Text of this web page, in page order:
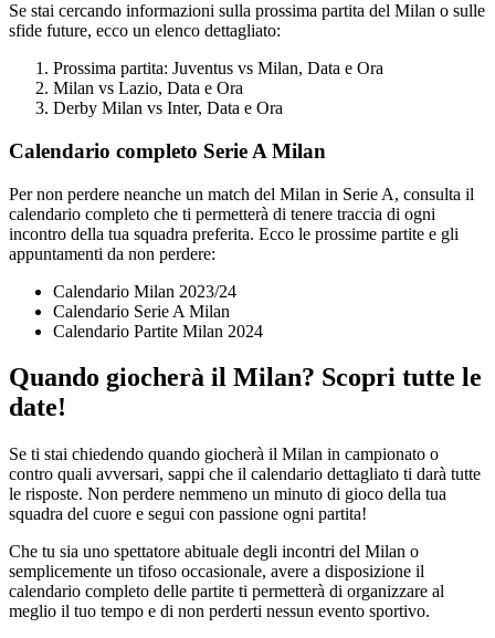
Se stai cercando informazioni sulla prossima partita del Milan o sulle
sfide future, ecco un elenco dettagliato:
Prossima partita: Juventus vs Milan, Data e Ora
Milan vs Lazio, Data e Ora
Derby Milan vs Inter, Data e Ora
Calendario completo Serie A Milan
Per non perdere neanche un match del Milan in Serie A, consulta il
calendario completo che ti permetterà di tenere traccia di ogni
incontro della tua squadra preferita. Ecco le prossime partite e gli
appuntamenti da non perdere:
Calendario Milan 2023/24
Calendario Serie A Milan
Calendario Partite Milan 2024
Quando giocherà il Milan? Scopri tutte le
date!
Se ti stai chiedendo quando giocherà il Milan in campionato o
contro quali avversari, sappi che il calendario dettagliato ti darà tutte
le risposte. Non perdere nemmeno un minuto di gioco della tua
squadra del cuore e segui con passione ogni partita!
Che tu sia uno spettatore abituale degli incontri del Milan o
semplicemente un tifoso occasionale, avere a disposizione il
calendario completo delle partite ti permetterà di organizzare al
meglio il tuo tempo e di non perderti nessun evento sportivo.